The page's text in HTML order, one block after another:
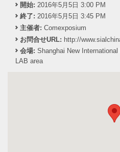
開始: 2016年5月5日 3:00 PM
終了: 2016年5月5日 3:45 PM
主催者: Comexposium
お問合せURL: http://
会場: Shanghai New
LAB area